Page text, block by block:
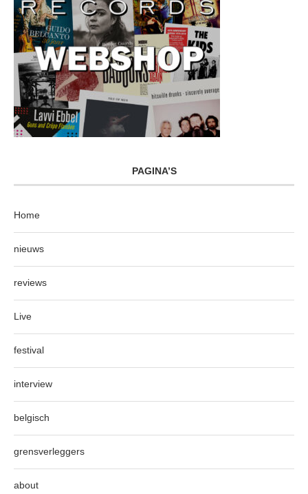
PAGINA’S
Home
nieuws
reviews
Live
festival
interview
belgisch
grensverleggers
about